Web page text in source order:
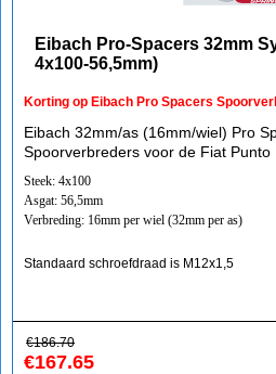
Eibach Pro-Spacers 32mm
4x100-56,5mm)
Korting op Eibach Pro Spacers
Eibach 32mm/as (16mm/wiel) Pro
Spoorverbreders voor de Fiat
Steek: 4x100
Asgat: 56,5mm
Verbreding: 16mm per wiel (32mm per as)
Standaard schroefdraad is M12x1,5
€186.70
€167.65